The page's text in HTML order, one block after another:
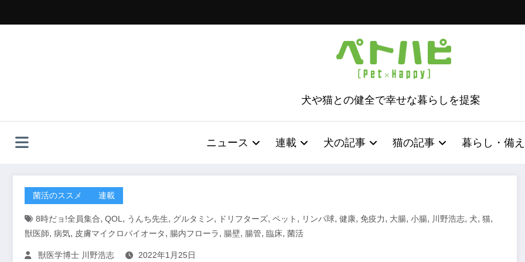
ッ
犬や猫との健全で幸せな暮らしを提案
ニュース 連載 犬の記事 猫の記事 暮らし・備え
菌活のススメ 連載
8時だョ!全員集合, QOL , うんち先生, グルタミン, ドリフターズ, ペット , リンパ球, 健康, 免疫力, 大腸, 小腸, 川野浩志, 犬, 猫,
獣医師, 病気, 皮膚マイクロバイオータ, 腸内フローラ, 腸壁, 腸管, 臨床, 菌活
獣医学博士 川野浩志 2022年1月25日